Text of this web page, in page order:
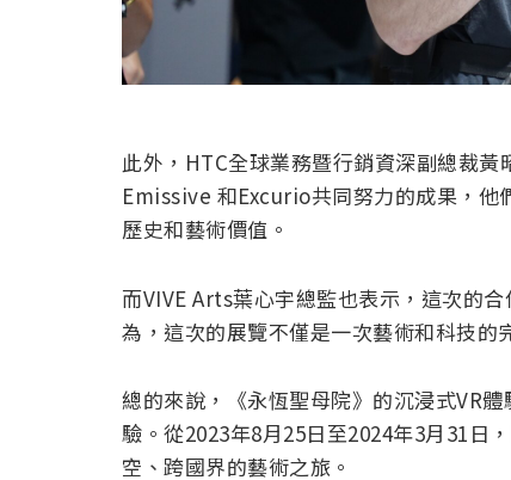
此外，HTC全球業務暨行銷資深副總裁
Emissive 和Excurio共同努力的成果，他
歷史和藝術價值。
而VIVE Arts葉心宇總監也表示，這次的
為，這次的展覽不僅是一次藝術和科技的
總的來說，《永恆聖母院》的沉浸式VR
驗。從2023年8月25日至2024年3月31日
空、跨國界的藝術之旅。